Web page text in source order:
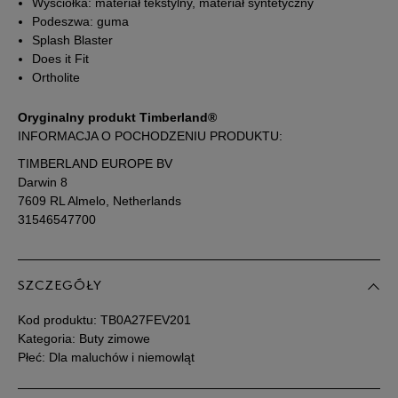
27 16,5 cm
28
30
Podeszwa: guma
Splash Blaster
Does it Fit
Ortholite
Oryginalny produkt Timberland®
INFORMACJA O POCHODZENIU PRODUKTU:
TIMBERLAND EUROPE BV
Darwin 8
7609 RL Almelo, Netherlands
31546547700
SZCZEGÓŁY
Kod produktu: TB0A27FEV201
Kategoria: Buty zimowe
Płeć: Dla maluchów i niemowląt